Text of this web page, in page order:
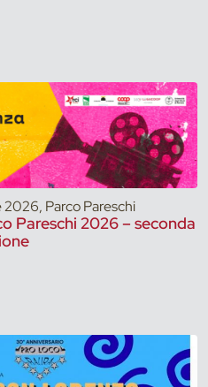
Parco Pareschi
Pareschi 2026 – seconda